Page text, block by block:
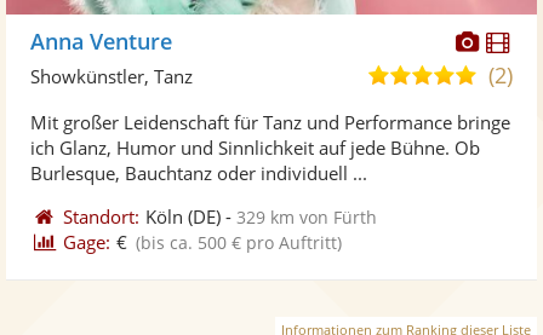
Fotos
Anna Venture
5,0
5
(2)
Showkünstler, Tanz
Mit großer Leidenschaft für Tanz und Performance bringe
ich Glanz, Humor und Sinnlichkeit auf jede Bühne. Ob
Burlesque, Bauchtanz oder individuell ...
Standort: Köln (DE) -329 km von Fürth
Gage: € (bis ca. 500 € pro Auftritt)
Informationen zum Ranking dieser Liste